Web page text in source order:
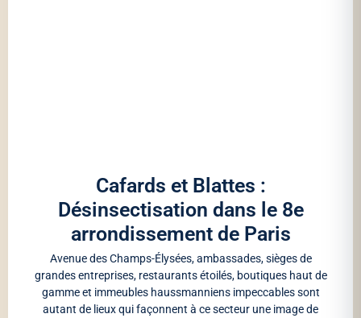
Cafards et Blattes :
Désinsectisation dans le 8e
arrondissement de Paris
Avenue des Champs-Élysées, ambassades, sièges de
grandes entreprises, restaurants étoilés, boutiques haut de
gamme et immeubles haussmanniens impeccables sont
autant de lieux qui façonnent à ce secteur une image de